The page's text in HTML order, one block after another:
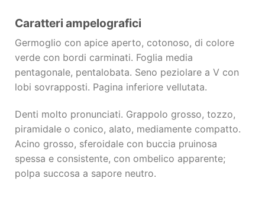
Caratteri ampelografici
Germoglio con apice aperto, cotonoso, di colore
verde con bordi carminati. Foglia media
pentagonale, pentalobata. Seno peziolare a V con
lobi sovrapposti. Pagina inferiore vellutata.
Denti molto pronunciati. Grappolo grosso, tozzo,
piramidale o conico, alato, mediamente compatto.
Acino grosso, sferoidale con buccia pruinosa
spessa e consistente, con ombelico apparente;
polpa succosa a sapore neutro.